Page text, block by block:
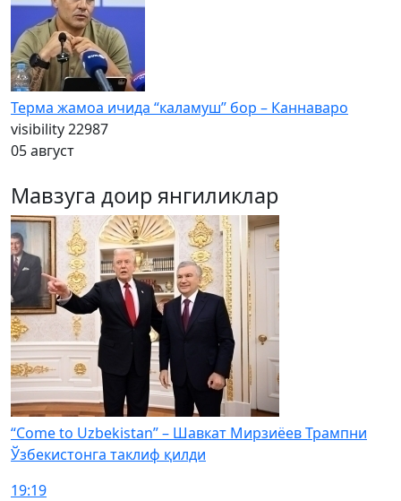
Терма жамоа ичида “каламуш” бор – Каннаваро
visibility22987
05 август
Мавзуга доир янгиликлар
“Come to Uzbekistan” – Шавкат Мирзиёев Трампни
Ўзбекистонга таклиф қилди
19:19